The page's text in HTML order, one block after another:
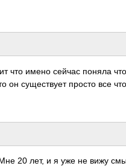
что имено сейчас поняла
он существует просто все
20 лет, и я уже не вижу